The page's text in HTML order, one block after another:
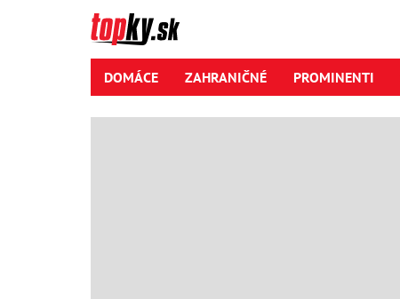
DOMÁCE ZAHRANIČNÉ PROMINENTI